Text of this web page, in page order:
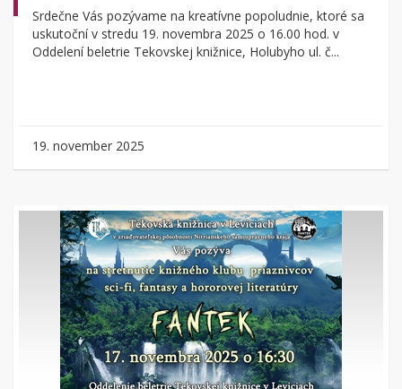
Srdečne Vás pozývame na kreatívne popoludnie, ktoré sa
uskutoční v stredu 19. novembra 2025 o 16.00 hod. v
Oddelení beletrie Tekovskej knižnice, Holubyho ul. č...
19. november 2025